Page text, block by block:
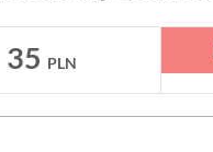
35 PLN